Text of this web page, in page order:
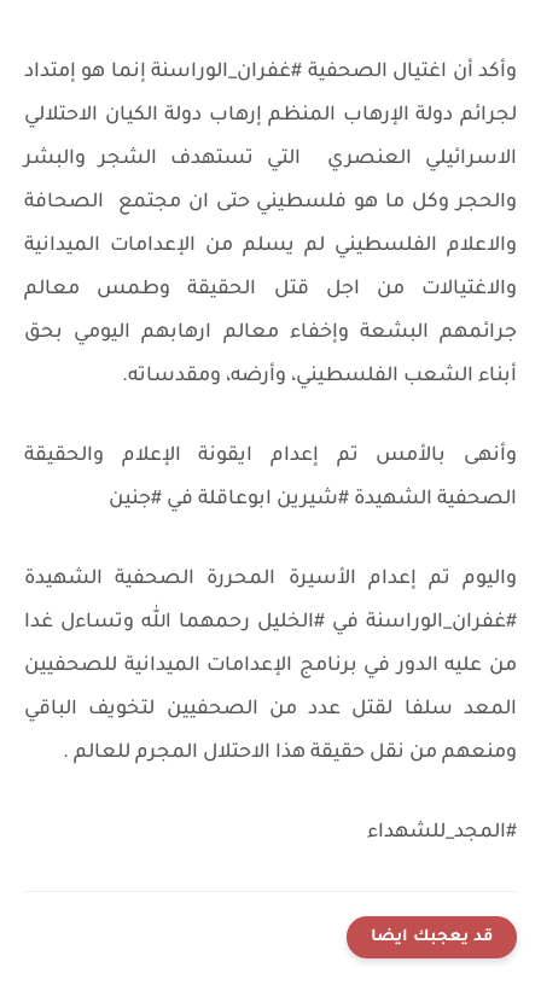
وأكد أن اغتيال الصحفية #غفران_الوراسنة إنما هو إمتداد
لجرائم دولة الإرهاب المنظم إرهاب دولة الكيان الاحتلالي
الاسرائيلي العنصري
التي تستهدف الشجر والبشر
والحجر وكل ما هو فلسطيني حتى ان مجتمع
الصحافة
والاعلام الفلسطيني لم يسلم من الإعدامات الميدانية
والاغتيالات من اجل قتل الحقيقة وطمس معالم
جرائمهم البشعة وإخفاء معالم ارهابهم اليومي بحق
أبناء الشعب الفلسطيني، وأرضه، ومقدساته.
وأنهى بالأمس تم إعدام ايقونة الإعلام والحقيقة
الصحفية الشهيدة #شيرين ابوعاقلة في #جنين
واليوم تم إعدام الأسيرة المحررة الصحفية الشهيدة
#غفران_الوراسنة في #الخليل رحمهما الله وتساءل غدا
من عليه الدور في برنامج الإعدامات الميدانية للصحفيين
المعد سلفا لقتل عدد من الصحفيين لتخويف الباقي
ومنعهم من نقل حقيقة هذا الاحتلال المجرم للعالم .
#المجد_للشهداء
قد يعجبك ايضا